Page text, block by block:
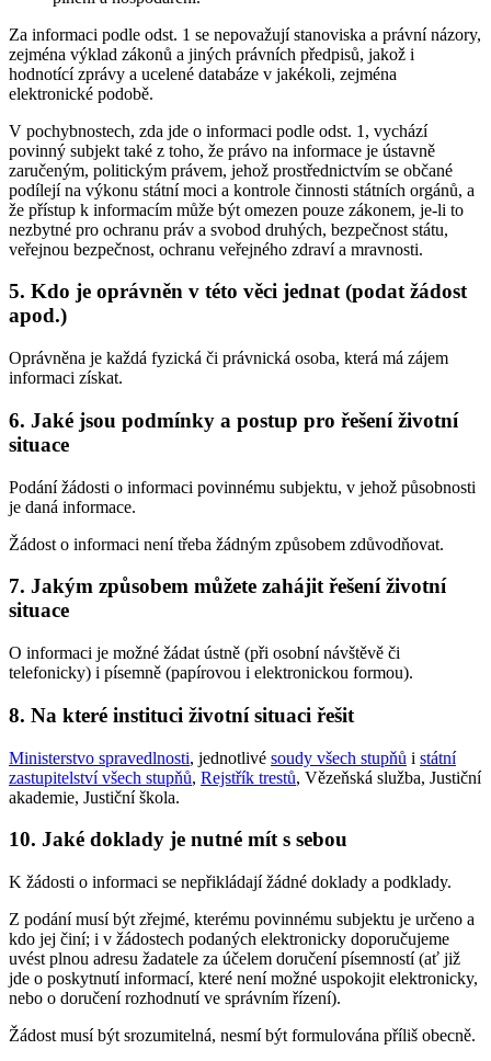
Za informaci podle odst. 1 se nepovažují stanoviska a právní názory,
zejména výklad zákonů a jiných právních předpisů, jakož i
hodnotící zprávy a ucelené databáze v jakékoli, zejména
elektronické podobě.
V pochybnostech, zda jde o informaci podle odst. 1, vychází
povinný subjekt také z toho, že právo na informace je ústavně
zaručeným, politickým právem, jehož prostřednictvím se občané
podílejí na výkonu státní moci a kontrole činnosti státních orgánů, a
že přístup k informacím může být omezen pouze zákonem, je-li to
nezbytné pro ochranu práv a svobod druhých, bezpečnost státu,
veřejnou bezpečnost, ochranu veřejného zdraví a mravnosti.
5. Kdo je oprávněn v této věci jednat (podat žádost
apod.)
Oprávněna je každá fyzická či právnická osoba, která má zájem
informaci získat.
6. Jaké jsou podmínky a postup pro řešení životní
situace
Podání žádosti o informaci povinnému subjektu, v jehož působnosti
je daná informace.
Žádost o informaci není třeba žádným způsobem zdůvodňovat.
7. Jakým způsobem můžete zahájit řešení životní
situace
O informaci je možné žádat ústně (při osobní návštěvě či
telefonicky) i písemně (papírovou i elektronickou formou).
8. Na které instituci životní situaci řešit
Ministerstvo spravedlnosti, jednotlivé soudy všech stupňů i státní
zastupitelství všech stupňů, Rejstřík trestů, Vězeňská služba, Justiční
akademie, Justiční škola.
10. Jaké doklady je nutné mít s sebou
K žádosti o informaci se nepřikládají žádné doklady a podklady.
Z podání musí být zřejmé, kterému povinnému subjektu je určeno a
kdo jej činí; i v žádostech podaných elektronicky doporučujeme
uvést plnou adresu žadatele za účelem doručení písemností (ať již
jde o poskytnutí informací, které není možné uspokojit elektronicky,
nebo o doručení rozhodnutí ve správním řízení).
Žádost musí být srozumitelná, nesmí být formulována příliš obecně.